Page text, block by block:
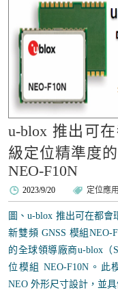
u-blox 推出可
級定位精準度
NEO-F10N
2023/9/20 定位應用
圖、u-blox 推出可在都
新雙頻 GNSS 模組
的全球領導廠商u-blox（
位模組 NEO-F10N。此
NEO 外形尺寸設計，並